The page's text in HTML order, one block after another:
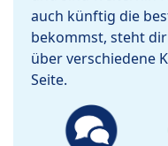
auch künftig die
bekommst, steht
über verschiedene
Seite.